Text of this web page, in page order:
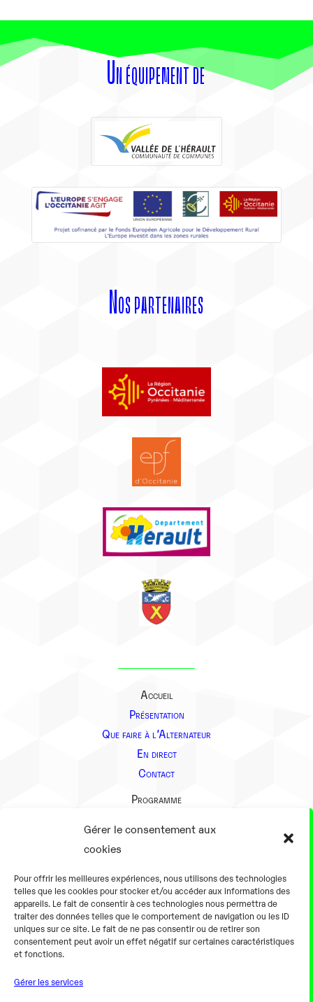
Gérer le consentement aux
cookies
Pour offrir les meilleures expériences, nous utilisons des technologies
telles que les cookies pour stocker et/ou accéder aux informations des
appareils. Le fait de consentir à ces technologies nous permettra de
traiter des données telles que le comportement de navigation ou les ID
uniques sur ce site. Le fait de ne pas consentir ou de retirer son
consentement peut avoir un effet négatif sur certaines caractéristiques
et fonctions.
Gérer les services
Un équipement de
Nos partenaires
Accueil
Présentation
Que faire à l’Alternateur
En direct
Contact
Programme
Présentation
En pratique
Tarifs et horaires
Salles
Équipements numériques